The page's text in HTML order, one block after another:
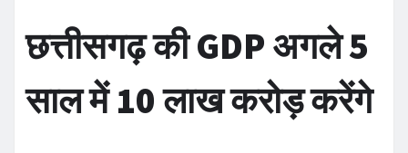
छत्तीसगढ़ की GDP अगले 5
साल में 10 लाख करोड़ करेंगे